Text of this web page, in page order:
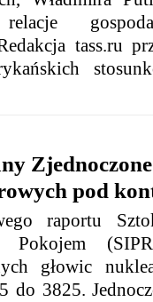
relacje
tass.ru
pod
raportu
Pokojem
głowic
do 3825.